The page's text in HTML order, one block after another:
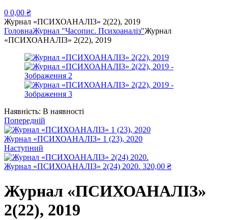
0 0,00 ₴
Журнал «ПСИХОАНАЛІЗ» 2(22), 2019
ГоловнаЖурнал "Часопис. Психоаналіз"Журнал
«ПСИХОАНАЛІЗ» 2(22), 2019
Наявність: В наявності
Попередній
Журнал «ПСИХОАНАЛІЗ» 1 (23), 2020
Наступний
Журнал «ПCИХОАНАЛІЗ» 2(24) 2020. 320,00 ₴
Журнал «ПСИХОАНАЛІЗ»
2(22), 2019